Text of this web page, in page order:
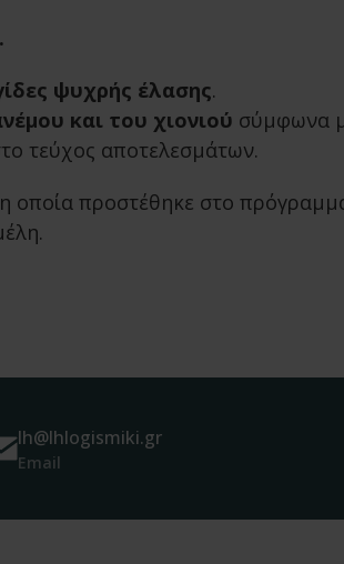
ψυχρής έλασης.
και του χιονιού σύμφωνα
τεύχος αποτελεσμάτων.
οποία προστέθηκε στο
lh@lhlogismiki.gr
Email